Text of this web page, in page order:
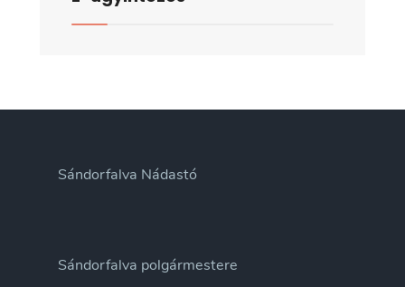
Sándorfalva Nádastó
Sándorfalva polgármestere